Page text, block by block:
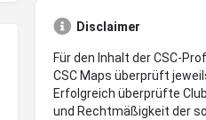
Disclaimer
Für den Inhalt der CSC-
CSC Maps überprüft
Erfolgreich überprüfte
und Rechtmäßigkeit der